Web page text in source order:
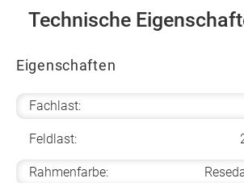
Technische
Eigenschaften
Fachlast:
Feldlast:
Rahmenfarbe: